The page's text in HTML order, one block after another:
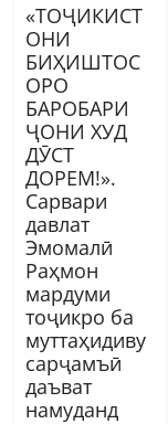
«ТОҶИКИСТ
ОНИ
БИҲИШТОС
ОРО
БАРОБАРИ
ҶОНИ ХУД
ДӮСТ
ДОРЕМ!».
Сарвари
давлат
Эмомалӣ
Раҳмон
мардуми
тоҷикро ба
муттаҳидиву
сарҷамъӣ
даъват
намуданд